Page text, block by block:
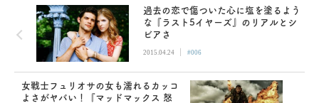
過去の恋で傷ついた心に塩を塗るよう
な『ラスト5イヤーズ』のリアルとシ
ビアさ
2015.04.24 | #006
女戦士フュリオサの女も濡れるカッコ
よさがヤバい！『マッドマックス 怒